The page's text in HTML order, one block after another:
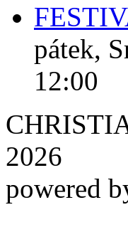
pátek,
12:00
2026
powered